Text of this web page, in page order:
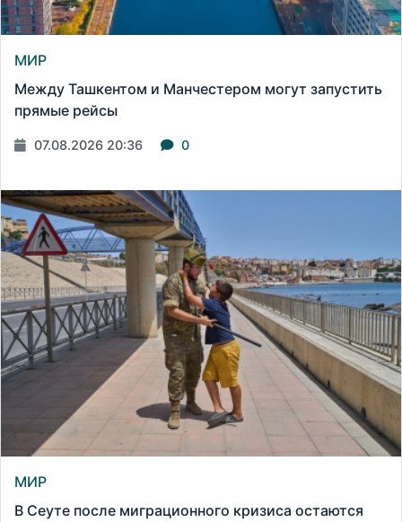
МИР
Между Ташкентом и Манчестером могут запустить
прямые рейсы
07.08.2026 20:36 0
МИР
В Сеуте после миграционного кризиса остаются